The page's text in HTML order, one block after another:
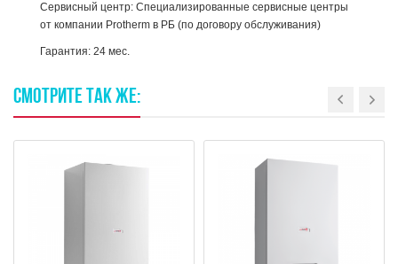
Сервисный центр: Специализированные сервисные центры
от компании Protherm в РБ (по договору обслуживания)
Гарантия: 24 мес.
СМОТРИТЕ ТАКЖЕ: